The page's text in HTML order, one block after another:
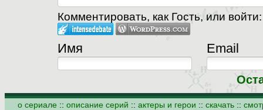
Комментировать, как Гость, или войти:
Имя Email
о сериале :: описание серий :: актеры и герои :: скачать ::